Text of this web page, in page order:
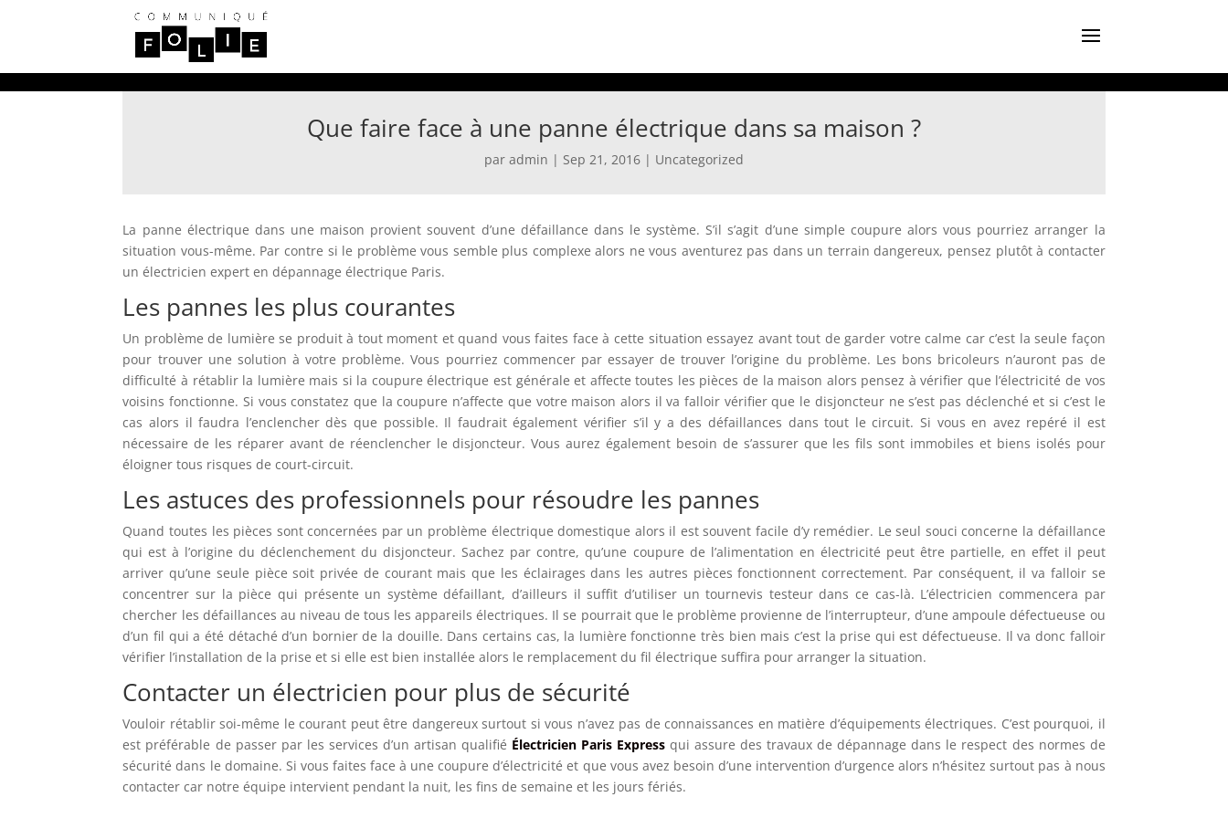
Que faire face à une panne électrique dans sa maison ?
par admin | Sep 21, 2016| Uncategorized
La panne électrique dans une maison provient souvent d’une défaillance dans le système. S’il s’agit d’une simple coupure alors vous pourriez arranger la
situation vous-même. Par contre si le problème vous semble plus complexe alors ne vous aventurez pas dans un terrain dangereux, pensez plutôt à contacter
un électricien expert en dépannage électrique Paris.
Les pannes les plus courantes
Un problème de lumière se produit à tout moment et quand vous faites face à cette situation essayez avant tout de garder votre calme car c’est la seule façon
pour trouver une solution à votre problème. Vous pourriez commencer par essayer de trouver l’origine du problème. Les bons bricoleurs n’auront pas de
difficulté à rétablir la lumière mais si la coupure électrique est générale et affecte toutes les pièces de la maison alors pensez à vérifier que l’électricité de vos
voisins fonctionne. Si vous constatez que la coupure n’affecte que votre maison alors il va falloir vérifier que le disjoncteur ne s’est pas déclenché et si c’est le
cas alors il faudra l’enclencher dès que possible. Il faudrait également vérifier s’il y a des défaillances dans tout le circuit. Si vous en avez repéré il est
nécessaire de les réparer avant de réenclencher le disjoncteur. Vous aurez également besoin de s’assurer que les fils sont immobiles et biens isolés pour
éloigner tous risques de court-circuit.
Les astuces des professionnels pour résoudre les pannes
Quand toutes les pièces sont concernées par un problème électrique domestique alors il est souvent facile d’y remédier. Le seul souci concerne la défaillance
qui est à l’origine du déclenchement du disjoncteur. Sachez par contre, qu’une coupure de l’alimentation en électricité peut être partielle, en effet il peut
arriver qu’une seule pièce soit privée de courant mais que les éclairages dans les autres pièces fonctionnent correctement. Par conséquent, il va falloir se
concentrer sur la pièce qui présente un système défaillant, d’ailleurs il suffit d’utiliser un tournevis testeur dans ce cas-là. L’électricien commencera par
chercher les défaillances au niveau de tous les appareils électriques. Il se pourrait que le problème provienne de l’interrupteur, d’une ampoule défectueuse ou
d’un fil qui a été détaché d’un bornier de la douille. Dans certains cas, la lumière fonctionne très bien mais c’est la prise qui est défectueuse. Il va donc falloir
vérifier l’installation de la prise et si elle est bien installée alors le remplacement du fil électrique suffira pour arranger la situation.
Contacter un électricien pour plus de sécurité
Vouloir rétablir soi-même le courant peut être dangereux surtout si vous n’avez pas de connaissances en matière d’équipements électriques. C’est pourquoi, il
est préférable de passer par les services d’un artisan qualifié Électricien Paris Express qui assure des travaux de dépannage dans le respect des normes de
sécurité dans le domaine. Si vous faites face à une coupure d’électricité et que vous avez besoin d’une intervention d’urgence alors n’hésitez surtout pas à nous
contacter car notre équipe intervient pendant la nuit, les fins de semaine et les jours fériés.